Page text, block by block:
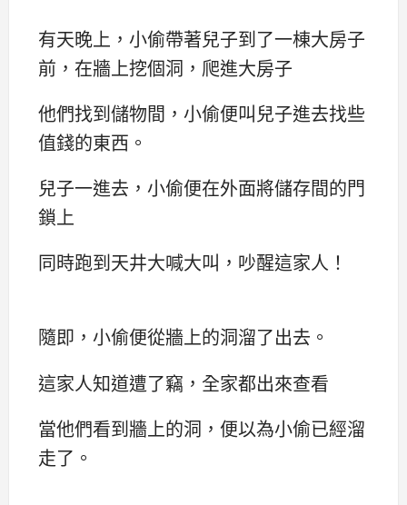
有天晚上，小偷帶著兒子到了一棟大房子
前，在牆上挖個洞，爬進大房子
他們找到儲物間，小偷便叫兒子進去找些
值錢的東西。
兒子一進去，小偷便在外面將儲存間的門
鎖上
同時跑到天井大喊大叫，吵醒這家人！
隨即，小偷便從牆上的洞溜了出去。
這家人知道遭了竊，全家都出來查看
當他們看到牆上的洞，便以為小偷已經溜
走了。